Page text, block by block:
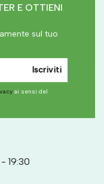
E OTTIENI
sul tuo
Iscriviti
ai sensi del
19:30